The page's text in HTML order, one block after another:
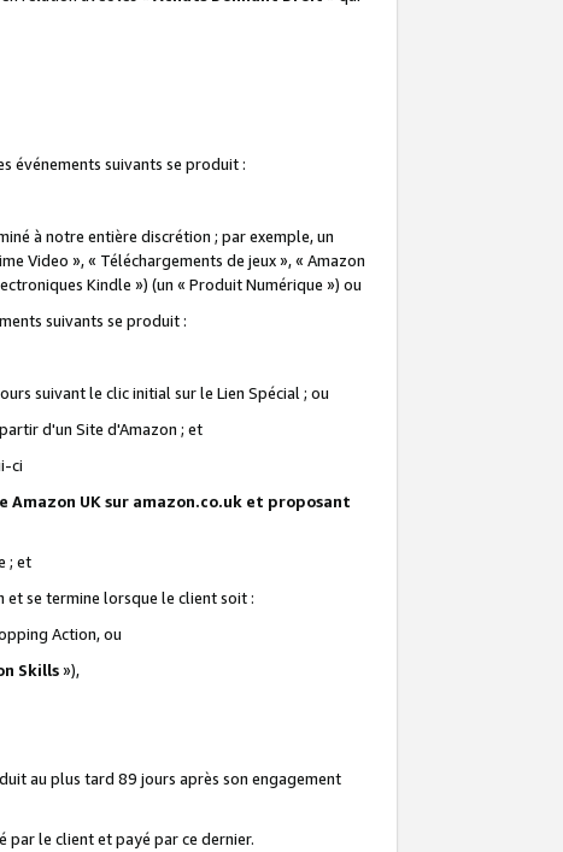
événements suivants se produit :
à notre entière discrétion ; par exemple, un
Video », « Téléchargements de jeux », « Amazon
Kindle ») (un « Produit Numérique ») ou
suivants se produit :
suivant le clic initial sur le Lien Spécial ; ou
d'un Site d'Amazon ; et
ci
UK sur amazon.co.uk et proposant
; et
et se termine lorsque le client soit :
Action, ou
Skills»),
au plus tard 89 jours après son engagement
le client et payé par ce dernier.